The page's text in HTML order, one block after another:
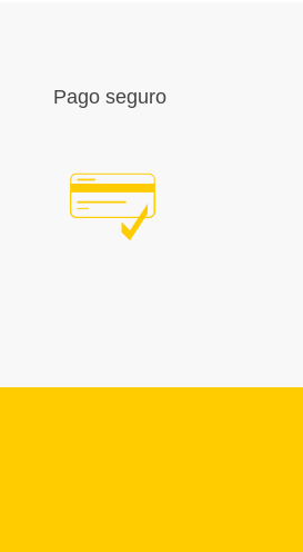
Pago seguro